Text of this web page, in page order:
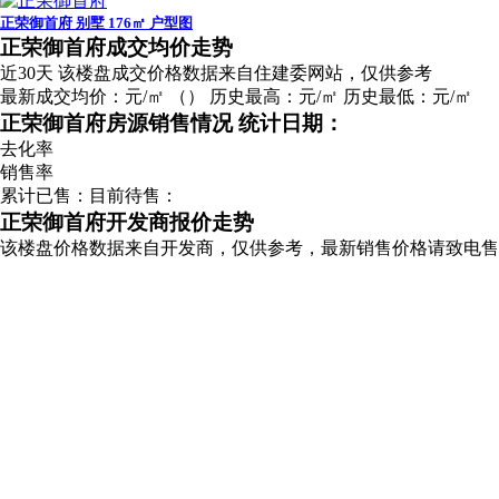
正荣御首府 别墅 176㎡ 户型图
广告
正荣御首府成交均价走势
近30天 该楼盘成交价格数据来自住建委网站，仅供参考
最新成交均价： 元/㎡ （ ） 历史最高： 元/㎡ 历史最低： 元/㎡
正荣御首府房源销售情况统计日期：
去化率
销售率
累计已售： 目前待售：
正荣御首府开发商报价走势
该楼盘价格数据来自开发商，仅供参考，最新销售价格请致电